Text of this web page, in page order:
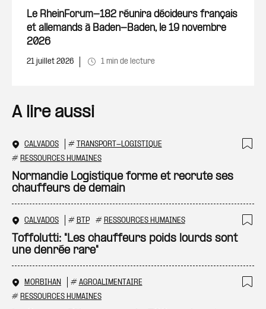
Le RheinForum-182 réunira décideurs français
et allemands à Baden-Baden, le 19 novembre
2026
21 juillet 2026 1 min de lecture
A lire aussi
CALVADOS # TRANSPORT-LOGISTIQUE
# RESSOURCES HUMAINES
Normandie Logistique forme et recrute ses
chauffeurs de demain
CALVADOS # BTP # RESSOURCES HUMAINES
Toffolutti: "Les chauffeurs poids lourds sont
une denrée rare"
MORBIHAN # AGROALIMENTAIRE
# RESSOURCES HUMAINES